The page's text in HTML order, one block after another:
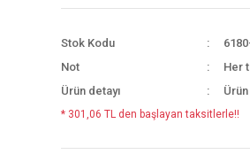
Stok Kodu
Not
Her
Ürün detayı
* 301,06 TL den başlayan taksitlerle!!